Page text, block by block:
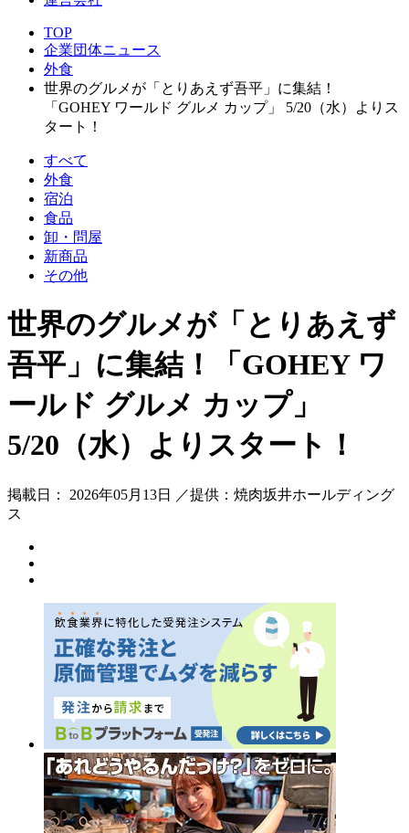
TOP
企業団体ニュース
外食
世界のグルメが「とりあえず吾平」に集結！
「GOHEY ワールド グルメ カップ」 5/20（水）よりス
タート！
すべて
外食
宿泊
食品
卸・問屋
新商品
その他
世界のグルメが「とりあえず
吾平」に集結！「GOHEY ワ
ールド グルメ カップ」
5/20（水）よりスタート！
掲載日： 2026年05月13日 ／提供：焼肉坂井ホールディング
ス